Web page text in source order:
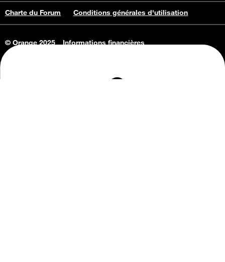
Charte du Forum Conditions générales d'utilisation
© Orange 2025
Informations financières